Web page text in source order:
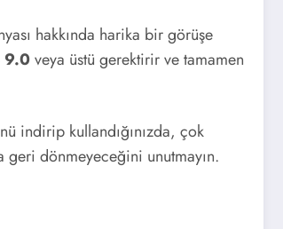
hakkında harika bir görüşe
9.0veya üstü gerektirir ve tamamen
indirip kullandığınızda, çok
geri dönmeyeceğini unutmayın.